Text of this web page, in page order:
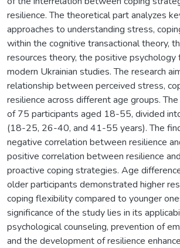
resilience. The theoretical part analyzes
approaches to understanding stress,
within the cognitive transactional theory,
resources theory, the positive psychology
modern Ukrainian studies. The research
relationship between perceived stress,
resilience across different age groups.
of 75 participants aged 18-55, divided
(18-25, 26-40, and 41-55 years). The
negative correlation between resilience
positive correlation between resilience
proactive coping strategies. Age
older participants demonstrated higher
coping flexibility compared to younger
significance of the study lies in its
psychological counseling, prevention of
and the development of resilience